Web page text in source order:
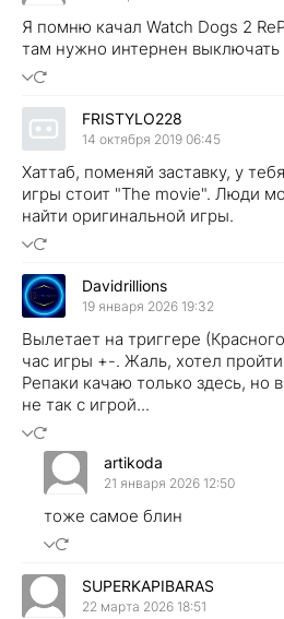
Я помню качал Watch Dogs 2
там нужно интернен выключать
FRISTYLO228
14 октября 2019 06:45
Хаттаб, поменяй заставку, у
игры стоит "The movie". Люди
найти оригинальной игры.
Davidrillions
19 января 2026 19:32
Вылетает на триггере
час игры +-. Жаль, хотел
Репаки качаю только здесь, но
не так с игрой...
artikoda
21 января 2026 12:50
тоже самое блин
SUPERKAPIBARAS
22 марта 2026 18:51